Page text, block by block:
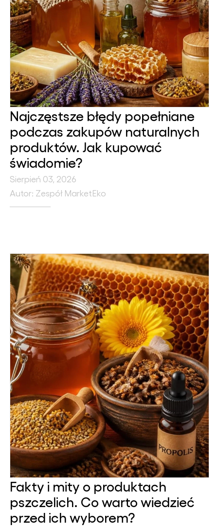
Najczęstsze błędy popełniane
podczas zakupów naturalnych
produktów. Jak kupować
świadomie?
Sierpień 03, 2026
Autor: Zespół MarketEko
Fakty i mity o produktach
pszczelich. Co warto wiedzieć
przed ich wyborem?